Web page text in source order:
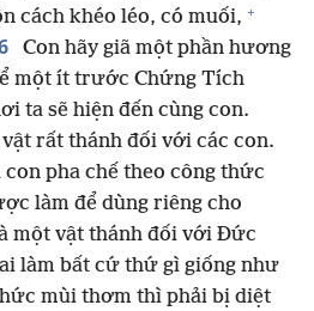
cách khéo léo, có muối, +
Con hãy giã một phần hương
một ít trước Chứng Tích
ta sẽ hiện đến cùng con.
rất thánh đối với các con.
pha chế theo công thức
làm để dùng riêng cho
một vật thánh đối với Đức
làm bất cứ thứ gì giống như
mùi thơm thì phải bị diệt